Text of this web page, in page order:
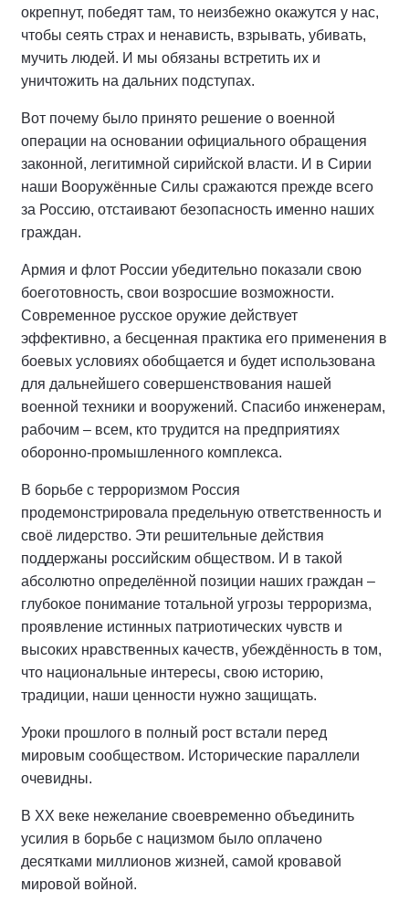
окрепнут, победят там, то неизбежно окажутся у нас,
чтобы сеять страх и ненависть, взрывать, убивать,
мучить людей. И мы обязаны встретить их и
уничтожить на дальних подступах.
Вот почему было принято решение о военной
операции на основании официального обращения
законной, легитимной сирийской власти. И в Сирии
наши Вооружённые Силы сражаются прежде всего
за Россию, отстаивают безопасность именно наших
граждан.
Армия и флот России убедительно показали свою
боеготовность, свои возросшие возможности.
Современное русское оружие действует
эффективно, а бесценная практика его применения в
боевых условиях обобщается и будет использована
для дальнейшего совершенствования нашей
военной техники и вооружений. Спасибо инженерам,
рабочим – всем, кто трудится на предприятиях
оборонно-промышленного комплекса.
В борьбе с терроризмом Россия
продемонстрировала предельную ответственность и
своё лидерство. Эти решительные действия
поддержаны российским обществом. И в такой
абсолютно определённой позиции наших граждан –
глубокое понимание тотальной угрозы терроризма,
проявление истинных патриотических чувств и
высоких нравственных качеств, убеждённость в том,
что национальные интересы, свою историю,
традиции, наши ценности нужно защищать.
Уроки прошлого в полный рост встали перед
мировым сообществом. Исторические параллели
очевидны.
В ХХ веке нежелание своевременно объединить
усилия в борьбе с нацизмом было оплачено
десятками миллионов жизней, самой кровавой
мировой войной.